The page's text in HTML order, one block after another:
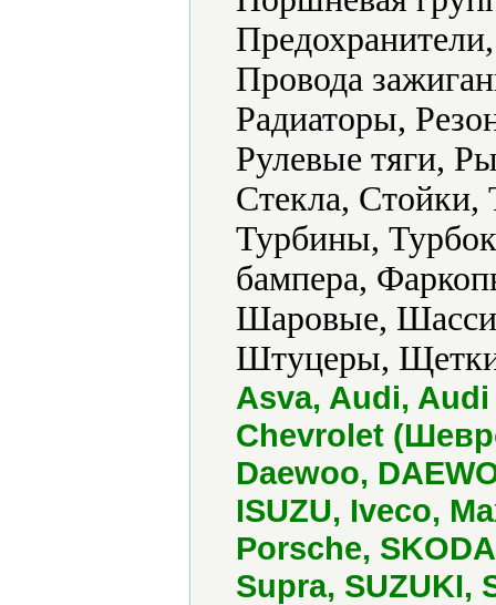
Провода
Радиаторы,
Рулевые тяги,
Стекла,
Турбины,
бампера,
Шаровые,
Штуцеры,
Asva, Audi,
Chevrolet
Daewoo,
ISUZU, Iveco,
Porsche,
Supra, SUZUKI,